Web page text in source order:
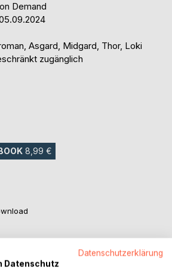
Demand
Asgard, Midgard, Thor, Loki
zugänglich
8,99 €
Datenschutzerklärung
Datenschutz